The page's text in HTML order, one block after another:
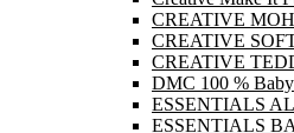
CREATIVE
CREATIVE
CREATIVE
DMC 100 % Baby
ESSENTIALS
ESSENTIALS